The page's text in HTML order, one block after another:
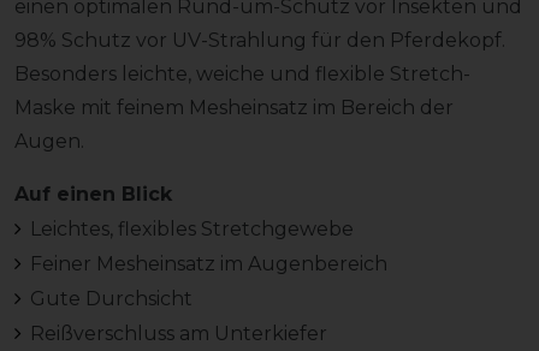
einen optimalen Rund-um-Schutz vor Insekten und
98% Schutz vor UV-Strahlung für den Pferdekopf.
Besonders leichte, weiche und flexible Stretch-
Maske mit feinem Mesheinsatz im Bereich der
Augen.
Auf einen Blick
Leichtes, flexibles Stretchgewebe
Feiner Mesheinsatz im Augenbereich
Gute Durchsicht
Reißverschluss am Unterkiefer